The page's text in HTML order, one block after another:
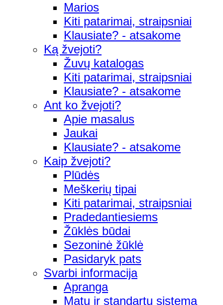
Marios
Kiti patarimai, straipsniai
Klausiate? - atsakome
Ką žvejoti?
Žuvų katalogas
Kiti patarimai, straipsniai
Klausiate? - atsakome
Ant ko žvejoti?
Apie masalus
Jaukai
Klausiate? - atsakome
Kaip žvejoti?
Plūdės
Meškerių tipai
Kiti patarimai, straipsniai
Pradedantiesiems
Žūklės būdai
Sezoninė žūklė
Pasidaryk pats
Svarbi informacija
Apranga
Matų ir standartų sistema